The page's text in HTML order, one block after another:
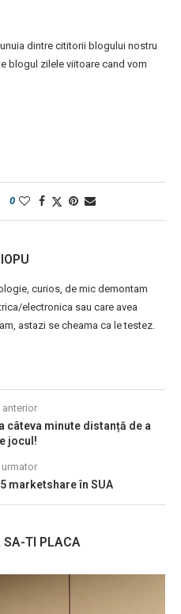
dintre cititorii blogului nostru
blogul zilele viitoare cand vom
0
curios, de mic demontam
electronica sau care avea
astazi se cheama ca le testez.
câteva minute distanță de a
jocul!
marketshare în SUA
SA-TI PLACA